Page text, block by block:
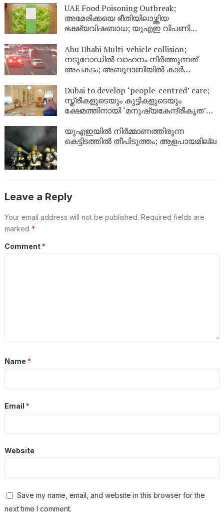
UAE Food Poisoning Outbreak;
അമേരിക്കയെ ഭീതിയിലാഴ്ത്തിയ
ഭക്ഷ്യവിഷബാധ; യുഎഇ വിപണി
Abu Dhabi Multi-vehicle collision;
നടുറോഡിൽ വാഹനം നിർത്തുന്നത്
അപകടം; അബുദാബിയിൽ കാർ
Dubai to develop ‘people-centred’ care;
സ്ത്രീകളുടെയും കുട്ടികളുടെയും
ക്ഷേമത്തിനായി ‘മനുഷ്യകേന്ദ്രീകൃത’
യുഎഇയിൽ നിർമ്മാണത്തിരുന്ന
കെട്ടിടത്തിൽ തീപിടുത്തം; ആളപായമില്ല
Leave a Reply
Your email address will not be published. Required fields are
marked *
Comment *
Name *
Email *
Website
Save my name, email, and website in this browser for the
next time I comment.